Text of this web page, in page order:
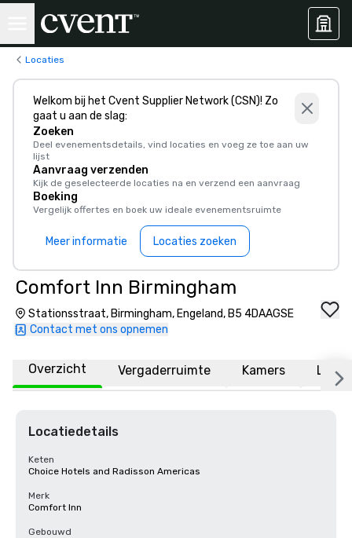
Locaties
Welkom bij het Cvent Supplier Network (CSN)! Zo
gaat u aan de slag:
Zoeken
Deel evenementsdetails, vind locaties en voeg ze toe aan uw
lijst
Aanvraag verzenden
Kijk de geselecteerde locaties na en verzend een aanvraag
Boeking
Vergelijk offertes en boek uw ideale evenementsruimte
Meer informatie Locaties zoeken
Comfort Inn Birmingham
Stationsstraat, Birmingham, Engeland, B5 4DAAGSE
Contact met ons opnemen
Overzicht Vergaderruimte Kamers
Locatiedetails
Keten
Choice Hotels and Radisson Americas
Merk
Comfort Inn
Gebouwd